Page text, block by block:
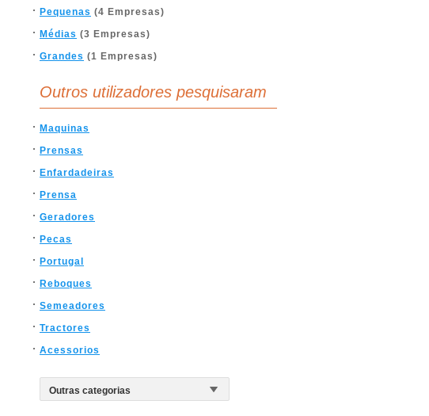
Pequenas (4 Empresas)
Médias (3 Empresas)
Grandes (1 Empresas)
Outros utilizadores pesquisaram
Maquinas
Prensas
Enfardadeiras
Prensa
Geradores
Pecas
Portugal
Reboques
Semeadores
Tractores
Acessorios